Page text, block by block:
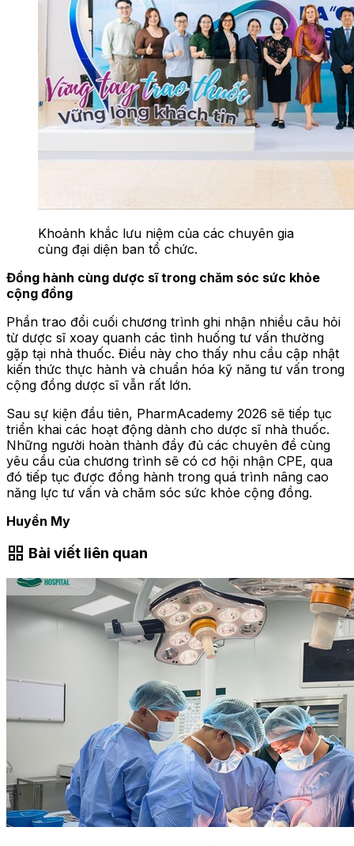
Khoảnh khắc lưu niệm của các chuyên gia
cùng đại diện ban tổ chức.
Đồng hành cùng dược sĩ trong chăm sóc sức khỏe
cộng đồng
Phần trao đổi cuối chương trình ghi nhận nhiều câu hỏi
từ dược sĩ xoay quanh các tình huống tư vấn thường
gặp tại nhà thuốc. Điều này cho thấy nhu cầu cập nhật
kiến thức thực hành và chuẩn hóa kỹ năng tư vấn trong
cộng đồng dược sĩ vẫn rất lớn.
Sau sự kiện đầu tiên, PharmAcademy 2026 sẽ tiếp tục
triển khai các hoạt động dành cho dược sĩ nhà thuốc.
Những người hoàn thành đầy đủ các chuyên đề cùng
yêu cầu của chương trình sẽ có cơ hội nhận CPE, qua
đó tiếp tục được đồng hành trong quá trình nâng cao
năng lực tư vấn và chăm sóc sức khỏe cộng đồng.
Huyền My
grid_view Bài viết liên quan